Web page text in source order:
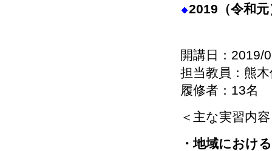
2019（令和
開講日：2019/
担当教員：熊
履修者：13名
＜主な実習内
・地域におけ